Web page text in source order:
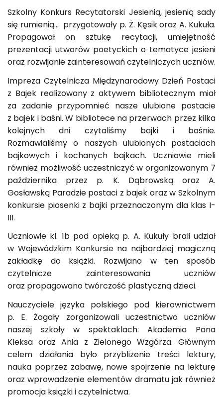
Szkolny Konkurs Recytatorski Jesienią, jesienią sady
się rumienią… przygotowały p. Ż. Kęsik oraz A. Kukuła.
Propagował on sztukę recytacji, umiejętność
prezentacji utworów poetyckich o tematyce jesieni
oraz rozwijanie zainteresowań czytelniczych uczniów.
Impreza Czytelnicza Międzynarodowy Dzień Postaci
z Bajek realizowany z aktywem bibliotecznym miał
za zadanie przypomnieć nasze ulubione postacie
z bajek i baśni. W bibliotece na przerwach przez kilka
kolejnych dni czytaliśmy bajki i baśnie.
Rozmawialiśmy o naszych ulubionych postaciach
bajkowych i kochanych bajkach. Uczniowie mieli
również możliwość uczestniczyć w organizowanym 7
października przez p. K. Dąbrowską oraz A.
Gosławską Paradzie postaci z bajek oraz w Szkolnym
konkursie piosenki z bajki przeznaczonym dla klas I-
III.
Uczniowie kl. 1b pod opieką p. A. Kukuły brali udział
w Wojewódzkim Konkursie na najbardziej magiczną
zakładkę do książki. Rozwijano w ten sposób
czytelnicze zainteresowania uczniów
oraz propagowano twórczość plastyczną dzieci.
Nauczyciele języka polskiego pod kierownictwem
p. E. Żogały zorganizowali uczestnictwo uczniów
naszej szkoły w spektaklach: Akademia Pana
Kleksa oraz Ania z Zielonego Wzgórza. Głównym
celem działania było przybliżenie treści lektury,
nauka poprzez zabawę, nowe spojrzenie na lekturę
oraz wprowadzenie elementów dramatu jak również
promocja książki i czytelnictwa.